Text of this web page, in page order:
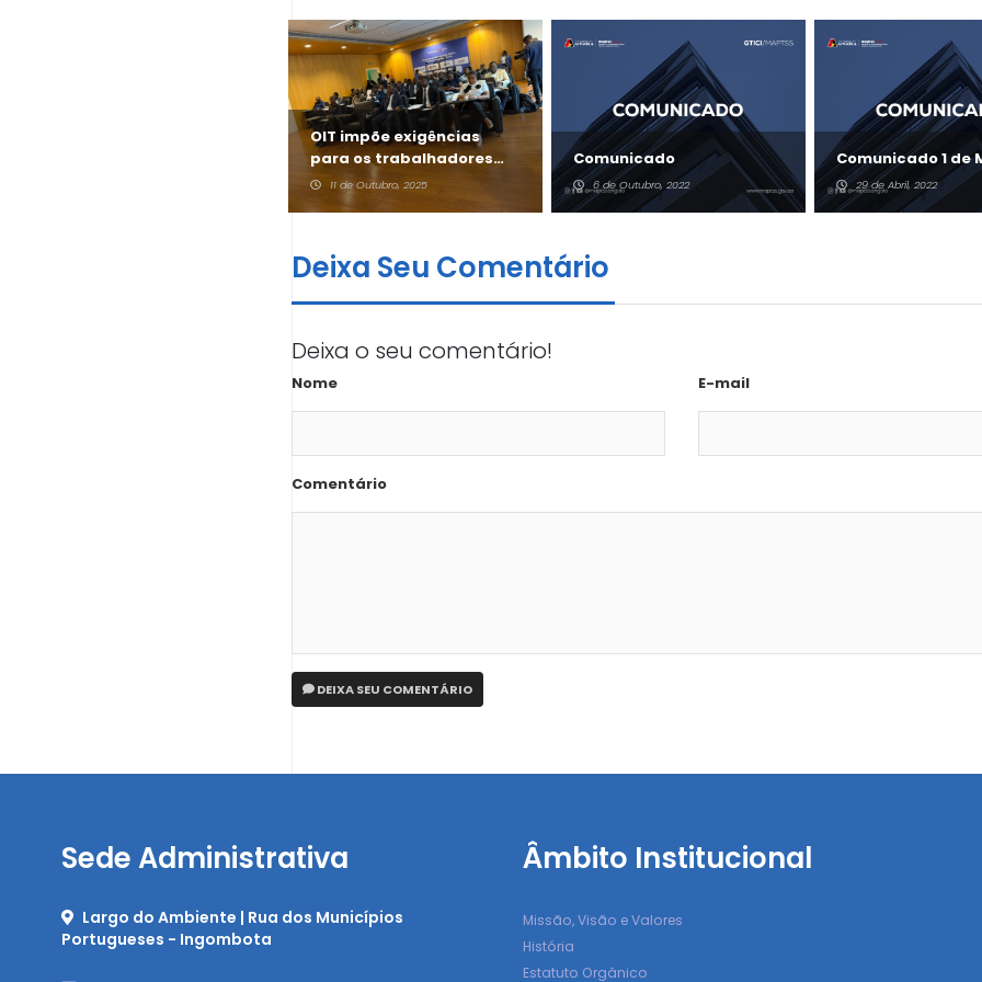
OIT impõe exigências
para os trabalhadores
marítimos
11 de Outubro, 2025
Comunicado
6 de Outubro, 2022
Comunicado 1 de
29 de Abril, 2022
Deixa Seu Comentário
Deixa o seu comentário!
Nome E-mail
Comentário
DEIXA SEU COMENTÁRIO
Sede Administrativa
Largo do Ambiente | Rua dos Municípios
Portugueses - Ingombota
Âmbito Institucional
Missão, Visão e Valores
História
Estatuto Orgânico